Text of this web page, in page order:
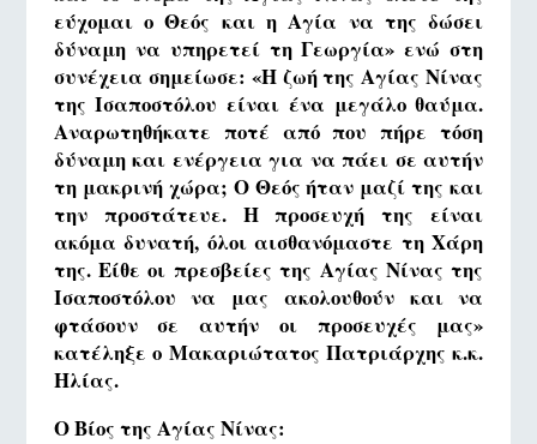
εύχομαι ο Θεός και η Αγία να της δώσει
δύναμη να υπηρετεί τη Γεωργία» ενώ στη
συνέχεια σημείωσε: «Η ζωή της Αγίας Νίνας
της Ισαποστόλου είναι ένα μεγάλο θαύμα.
Αναρωτηθήκατε ποτέ από που πήρε τόση
δύναμη και ενέργεια για να πάει σε αυτήν
τη μακρινή χώρα; Ο Θεός ήταν μαζί της και
την προστάτευε. Η προσευχή της είναι
ακόμα δυνατή, όλοι αισθανόμαστε τη Χάρη
της. Είθε οι πρεσβείες της Αγίας Νίνας της
Ισαποστόλου να μας ακολουθούν και να
φτάσουν σε αυτήν οι προσευχές μας»
κατέληξε ο Μακαριώτατος Πατριάρχης κ.κ.
Ηλίας.
Ο Βίος της Αγίας Νίνας: